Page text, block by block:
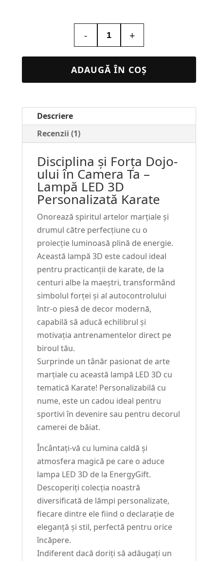
-
Cantitate
Lampa
Led
3D
–
+
ADAUGĂ ÎN COȘ
Descriere
Recenzii (1)
Disciplina și Forța Dojo-
ului în Camera Ta –
Lampă LED 3D
Personalizată Karate
Onorează spiritul artelor marțiale și
drumul către perfecțiune cu o
proiecție luminoasă plină de energie.
Această lampă 3D este cadoul ideal
pentru practicanții de karate, de la
centuri albe la maeștri, transformând
simbolul forței și al autocontrolului
într-o piesă de decor modernă,
capabilă să aducă echilibrul și
motivația antrenamentelor direct pe
biroul tău.
Surprinde un tânăr pasionat de arte
marțiale cu această lampă LED 3D cu
tematică Karate! Personalizabilă cu
nume, este un cadou ideal pentru
sportivi în devenire sau pentru decorul
camerei de băiat.
Încântați-vă cu lumina caldă și
atmosfera magică pe care o aduce
lampa LED 3D de la EnergyGift.
Descoperiți colecția noastră
diversificată de lămpi personalizate,
fiecare dintre ele fiind o declarație de
eleganță și stil, perfectă pentru orice
încăpere.
Indiferent dacă doriți să adăugați un